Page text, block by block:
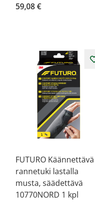
59,08 €
FUTURO Käännettävä
rannetuki lastalla
musta, säädettävä
10770NORD 1 kpl